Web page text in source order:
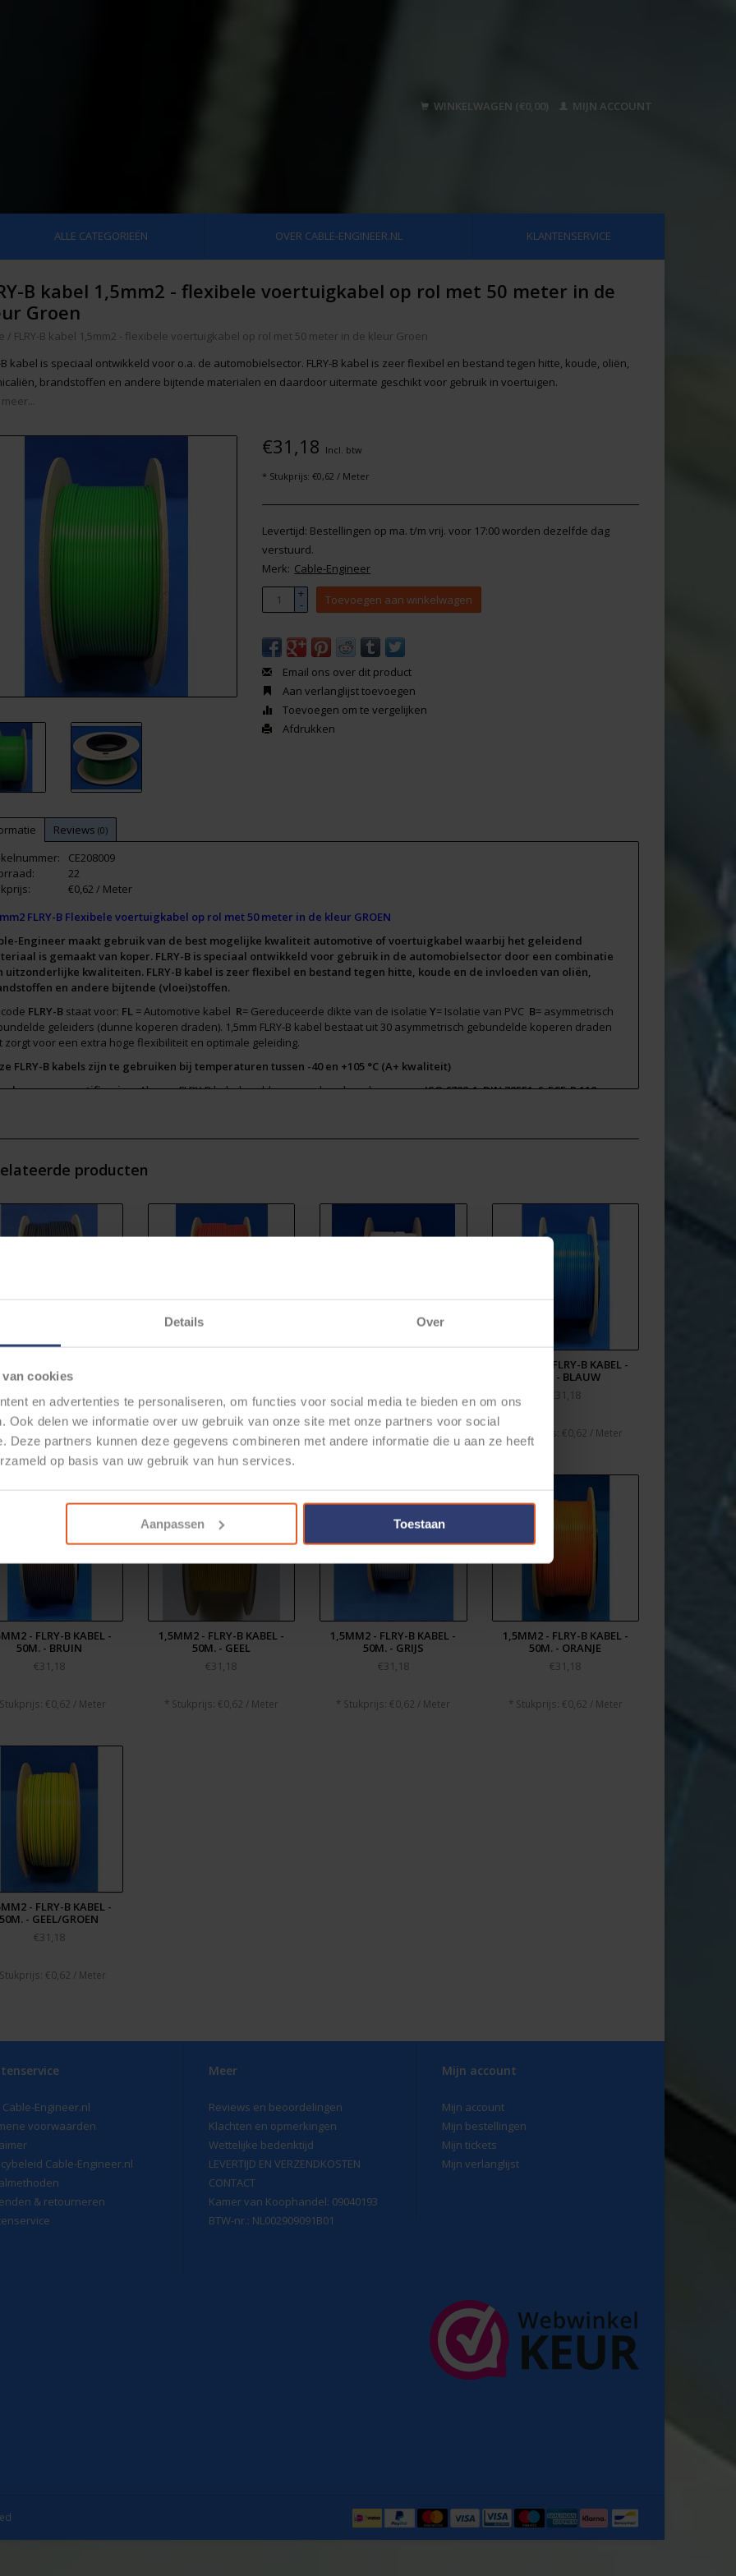
Details Over
cookies
en advertenties te personaliseren, om functies voor social media te bieden en om ons
Ook delen we informatie over uw gebruik van onze site met onze partners voor social
Deze partners kunnen deze gegevens combineren met andere informatie die u aan ze heeft
op basis van uw gebruik van hun services.
Aanpassen Toestaan
WINKELWAGEN (€0,00) MIJN ACCOUNT
ALLE CATEGORIEËN OVER CABLE-ENGINEER.NL KLANTENSERVICE
B kabel 1,5mm2 - flexibele voertuigkabel op rol met 50 meter in de
Groen
/ FLRY-B kabel 1,5mm2 - flexibele voertuigkabel op rol met 50 meter in de kleur Groen
B kabel is speciaal ontwikkeld voor o.a. de automobielsector. FLRY-B kabel is zeer flexibel en bestand tegen hitte, koude, oliën,
brandstoffen en andere bijtende materialen en daardoor uitermate geschikt voor gebruik in voertuigen.
€31,18 Incl. btw
* Stukprijs: €0,62 / Meter
Levertijd: Bestellingen op ma. t/m vrij. voor 17:00 worden dezelfde dag
verstuurd.
Merk: Cable-Engineer
+
- Toevoegen aan winkelwagen
Email ons over dit product
Aan verlanglijst toevoegen
Toevoegen om te vergelijken
Afdrukken
Reviews (0)
CE208009
22
€0,62 / Meter
FLRY-B Flexibele voertuigkabel op rol met 50 meter in de kleur GROEN
Engineer maakt gebruik van de best mogelijke kwaliteit automotive of voertuigkabel waarbij het geleidend
is gemaakt van koper. FLRY-B is speciaal ontwikkeld voor gebruik in de automobielsector door een combinatie
uitzonderlijke kwaliteiten. FLRY-B kabel is zeer flexibel en bestand tegen hitte, koude en de invloeden van oliën,
en andere bijtende (vloei)stoffen.
FLRY-B staat voor: FL = Automotive kabel R= Gereduceerde dikte van de isolatie Y= Isolatie van PVC B= asymmetrisch
geleiders (dunne koperen draden). 1,5mm FLRY-B kabel bestaat uit 30 asymmetrisch gebundelde koperen draden
zorgt voor een extra hoge flexibiliteit en optimale geleiding.
FLRY-B kabels zijn te gebruiken bij temperaturen tussen -40 en +105 °C (A+ kwaliteit)
en certificering: Al onze FLRY-B kabels voldoen aan de volgende normen:ISO 6722-1;DIN 72551-6;ECE-R 118.
in deze uitvoering 6,5cm breed en 14cm hoog met een binnering Ø van 7cm.
producten
50M. - ZWART
€31,18
* Stukprijs: €0,62 / Meter
€31,18
* Stukprijs: €0,62 / Meter
1,5MM2 - FLRY-B KABEL -
50M. - BLAUW
€31,18
* Stukprijs: €0,62 / Meter
- FLRY-B KABEL -
50M. - BRUIN
€31,18
€0,62 / Meter
1,5MM2 - FLRY-B KABEL -
50M. - GEEL
€31,18
* Stukprijs: €0,62 / Meter
1,5MM2 - FLRY-B KABEL -
50M. - GRIJS
€31,18
* Stukprijs: €0,62 / Meter
1,5MM2 - FLRY-B KABEL -
50M. - ORANJE
€31,18
* Stukprijs: €0,62 / Meter
- FLRY-B KABEL -
50M. - GEEL/GROEN
€31,18
€0,62 / Meter
Engineer.nl
voorwaarden
Cable-Engineer.nl
& retourneren
Meer
Reviews en beoordelingen
Klachten en opmerkingen
Wettelijke bedenktijd
LEVERTIJD EN VERZENDKOSTEN
CONTACT
Kamer van Koophandel: 09040193
BTW-nr.: NL002909091B01
Mijn account
Mijn account
Mijn bestellingen
Mijn tickets
Mijn verlanglijst